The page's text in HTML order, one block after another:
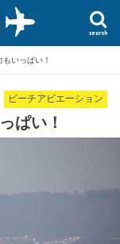
search
いっぱい！
ピーチアビエーション
ぱい！